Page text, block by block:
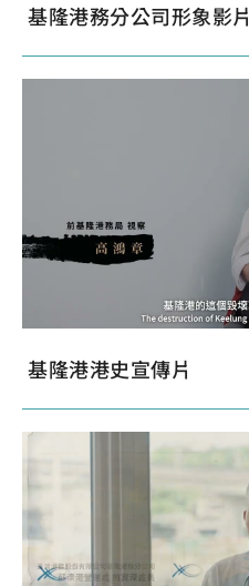
基隆港務分公司形象影片
基隆港港史宣傳片